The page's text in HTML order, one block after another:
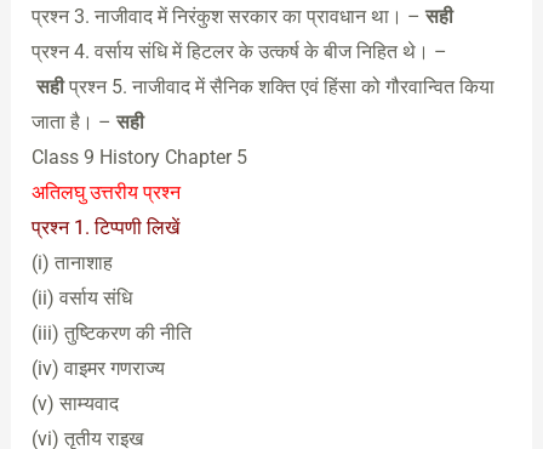
प्रश्न 3. नाजीवाद में निरंकुश सरकार का प्रावधान था। –सही
प्रश्न 4. वर्साय संधि में हिटलर के उत्कर्ष के बीज निहित थे। –
सहीप्रश्न 5. नाजीवाद में सैनिक शक्ति एवं हिंसा को गौरवान्वित किया
जाता है। –सही
Class 9 History Chapter 5
अतिलघु उत्तरीय प्रश्न
प्रश्न 1. टिप्पणी लिखें
(i) तानाशाह
(ii) वर्साय संधि
(iii) तुष्टिकरण की नीति
(iv) वाइमर गणराज्य
(v) साम्यवाद
(vi) तृतीय राइख